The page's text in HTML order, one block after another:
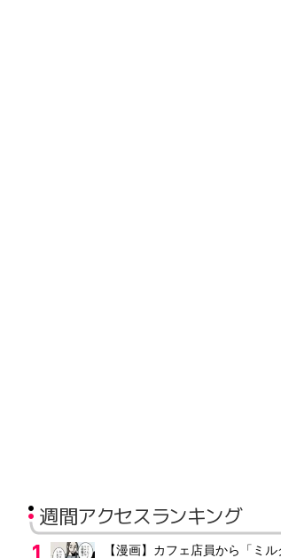
週間アクセスランキング
【漫画】カフェ店員から「ミ